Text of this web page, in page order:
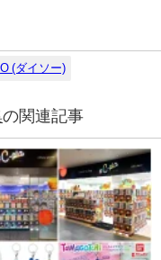
(ダイソー)
の関連記事